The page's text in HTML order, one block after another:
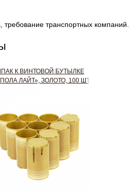
транспортных компаний.
К ВИНТОВОЙ БУТЫЛКЕ
ЛАЙТ», ЗОЛОТО, 100 ШТ